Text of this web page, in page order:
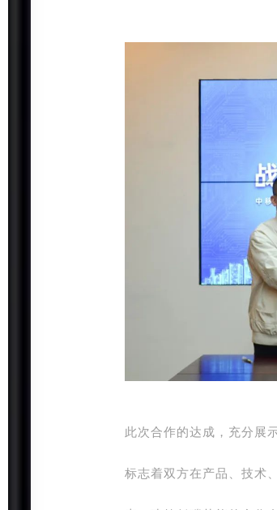
此次合作的达成，充分展
标志着双方在产品、技术